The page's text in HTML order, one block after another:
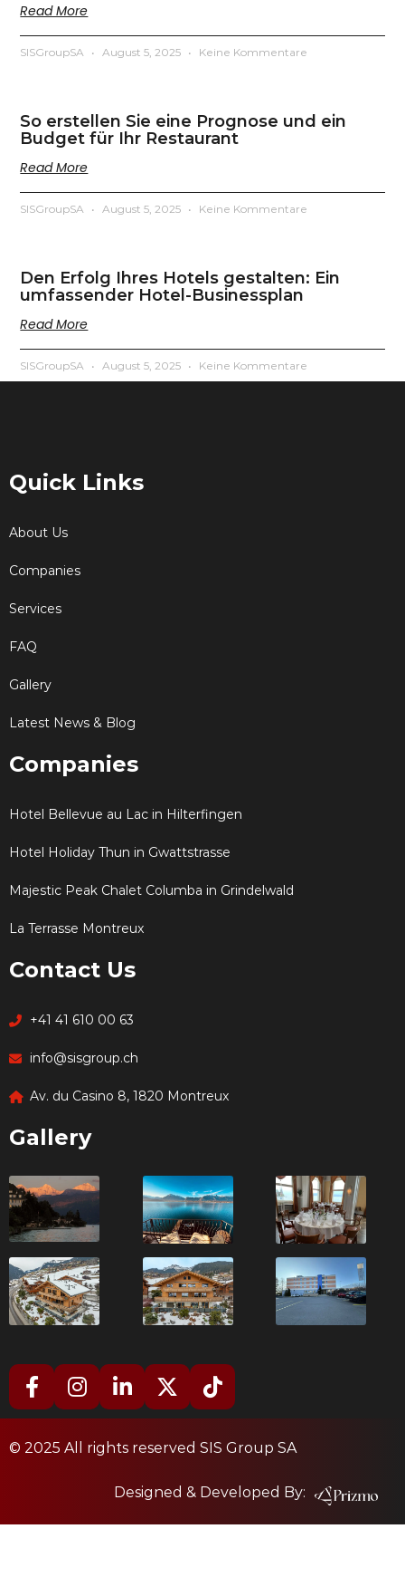
Read More
SISGroupSA August 5, 2025 Keine Kommentare
So erstellen Sie eine Prognose und ein
Budget für Ihr Restaurant
Read More
SISGroupSA August 5, 2025 Keine Kommentare
Den Erfolg Ihres Hotels gestalten: Ein
umfassender Hotel-Businessplan
Read More
SISGroupSA August 5, 2025 Keine Kommentare
Quick Links
About Us
Companies
Services
FAQ
Gallery
Latest News & Blog
Companies
Hotel Bellevue au Lac in Hilterfingen
Hotel Holiday Thun in Gwattstrasse
Majestic Peak Chalet Columba in Grindelwald
La Terrasse Montreux
Contact Us
+41 41 610 00 63
info@sisgroup.ch
Av. du Casino 8, 1820 Montreux
Gallery
© 2025 All rights reserved SIS Group SA
Designed & Developed By: